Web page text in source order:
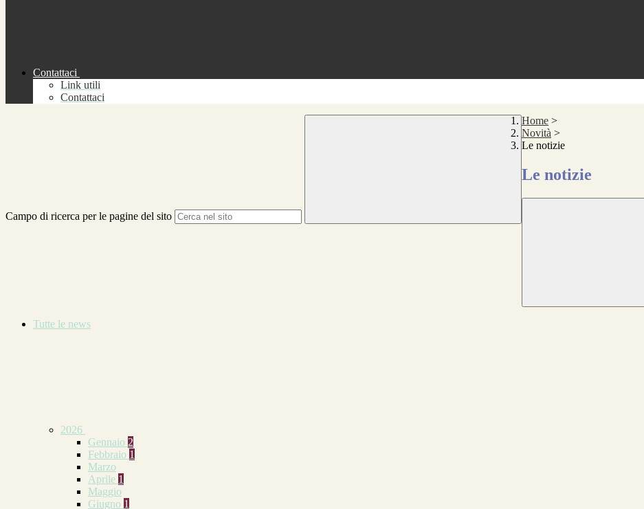
Contattaci
Link utili
Contattaci
Campo di ricerca per le pagine del sito
Home >
Novità >
Le notizie
Le notizie
Tutte le news
2026
Gennaio 2
Febbraio 1
Marzo
Aprile 1
Maggio
Giugno 1